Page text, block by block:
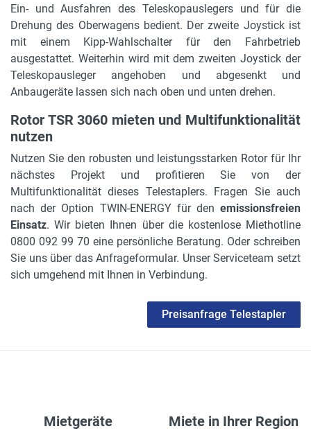
Ein- und Ausfahren des Teleskopauslegers und für die
Drehung des Oberwagens bedient. Der zweite Joystick ist
mit einem Kipp-Wahlschalter für den Fahrbetrieb
ausgestattet. Weiterhin wird mit dem zweiten Joystick der
Teleskopausleger angehoben und abgesenkt und
Anbaugeräte lassen sich nach oben und unten drehen.
Rotor TSR 3060 mieten und Multifunktionalität
nutzen
Nutzen Sie den robusten und leistungsstarken Rotor für Ihr
nächstes Projekt und profitieren Sie von der
Multifunktionalität dieses Telestaplers. Fragen Sie auch
nach der Option TWIN-ENERGY für den emissionsfreien
Einsatz. Wir bieten Ihnen über die kostenlose Miethotline
0800 092 99 70 eine persönliche Beratung. Oder schreiben
Sie uns über das Anfrageformular. Unser Serviceteam setzt
sich umgehend mit Ihnen in Verbindung.
Preisanfrage Telestapler
Mietgeräte Miete in Ihrer Region